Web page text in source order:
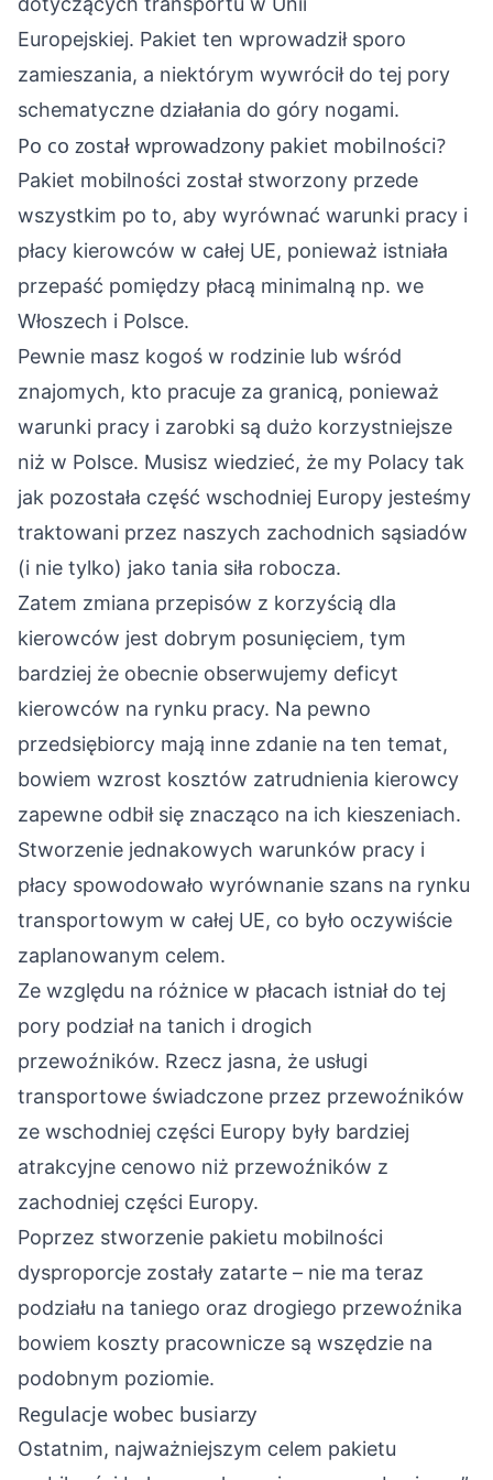
Europejskiej. Pakiet ten wprowadził sporo
zamieszania, a niektórym wywrócił do tej pory
schematyczne działania do góry nogami.
Po co został wprowadzony pakiet mobilności?
Pakiet mobilności został stworzony przede
wszystkim po to, aby wyrównać warunki pracy i
płacy kierowców w całej UE, ponieważ istniała
przepaść pomiędzy płacą minimalną np. we
Włoszech i Polsce.
Pewnie masz kogoś w rodzinie lub wśród
znajomych, kto pracuje za granicą, ponieważ
warunki pracy i zarobki są dużo korzystniejsze
niż w Polsce. Musisz wiedzieć, że my Polacy tak
jak pozostała część wschodniej Europy jesteśmy
traktowani przez naszych zachodnich sąsiadów
(i nie tylko) jako tania siła robocza.
Zatem zmiana przepisów z korzyścią dla
kierowców jest dobrym posunięciem, tym
bardziej że obecnie obserwujemy deficyt
kierowców na rynku pracy. Na pewno
przedsiębiorcy mają inne zdanie na ten temat,
bowiem wzrost kosztów zatrudnienia kierowcy
zapewne odbił się znacząco na ich kieszeniach.
Stworzenie jednakowych warunków pracy i
płacy spowodowało wyrównanie szans na rynku
transportowym w całej UE, co było oczywiście
zaplanowanym celem.
Ze względu na różnice w płacach istniał do tej
pory podział na tanich i drogich
przewoźników. Rzecz jasna, że usługi
transportowe świadczone przez przewoźników
ze wschodniej części Europy były bardziej
atrakcyjne cenowo niż przewoźników z
zachodniej części Europy.
Poprzez stworzenie pakietu mobilności
dysproporcje zostały zatarte – nie ma teraz
podziału na taniego oraz drogiego przewoźnika
bowiem koszty pracownicze są wszędzie na
podobnym poziomie.
Regulacje wobec busiarzy
Ostatnim, najważniejszym celem pakietu